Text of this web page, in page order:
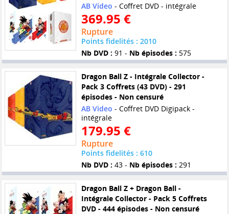
AB Video - Coffret DVD - intégrale
369.95 €
Rupture
Points fidelités : 2010
Nb DVD : 91 - Nb épisodes : 575
Dragon Ball Z - Intégrale Collector -
Pack 3 Coffrets (43 DVD) - 291
épisodes - Non censuré
AB Video - Coffret DVD Digipack -
intégrale
179.95 €
Rupture
Points fidelités : 610
Nb DVD : 43 - Nb épisodes : 291
Dragon Ball Z + Dragon Ball -
Intégrale Collector - Pack 5 Coffrets
DVD - 444 épisodes - Non censuré